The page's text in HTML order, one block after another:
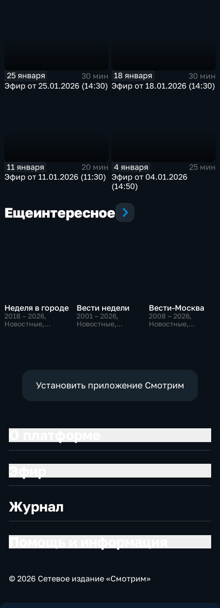
25 января
30 мин
Эфир от 25.01.2026 (14:30)
18 января
30 мин
Эфир от 18.01.2026 (14:30)
11 января
20 мин
Эфир от 11.01.2026 (11:30)
4 января
25 мин
Эфир от 04.01.2026
(14:50)
Ещеинтересное
Неделя в городе
2018 – 2026,
Новостные,
Вести недели
2001 – 2026,
Новостные,
Вести-Москва
2008 – 2026,
Новостные,
Установить приложение Смотрим
Журнал
© 2026 Сетевое издание «Смотрим»